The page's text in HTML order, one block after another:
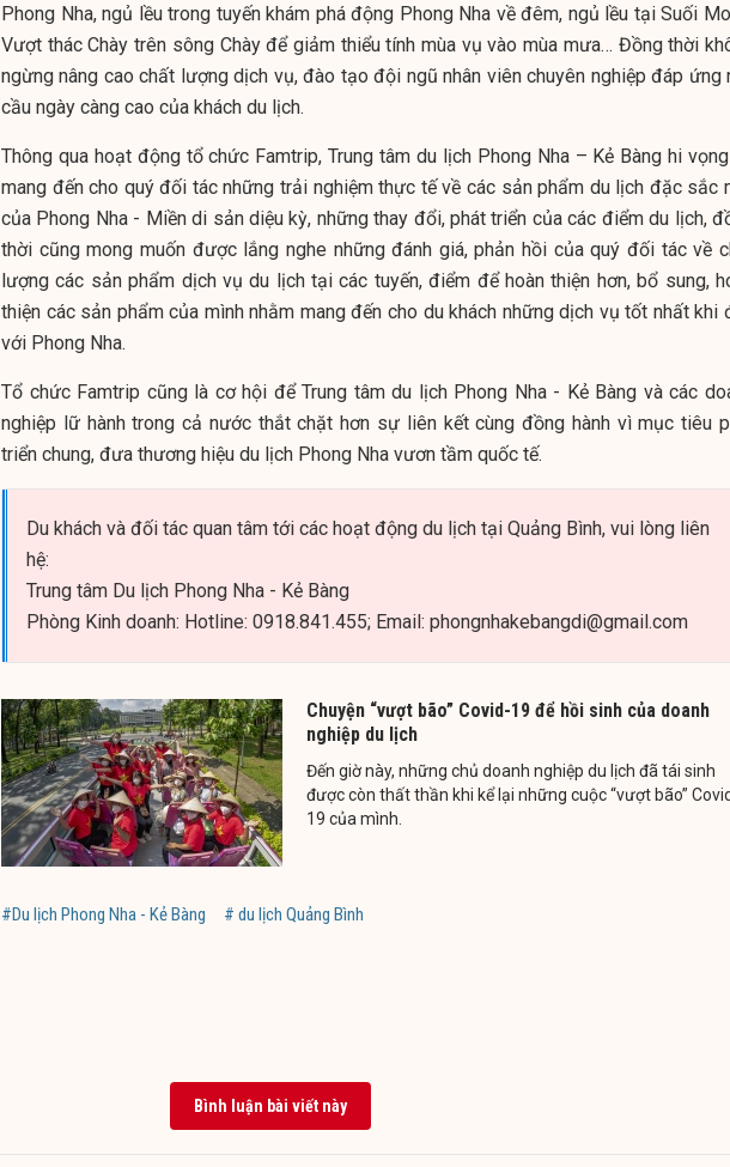
Phong Nha, ngủ lều trong tuyến khám phá động Phong Nha về đêm, ngủ lều tại Suối
Vượt thác Chày trên sông Chày để giảm thiểu tính mùa vụ vào mùa mưa… Đồng thời
ngừng nâng cao chất lượng dịch vụ, đào tạo đội ngũ nhân viên chuyên nghiệp đáp ứng
cầu ngày càng cao của khách du lịch.
Thông qua hoạt động tổ chức Famtrip, Trung tâm du lịch Phong Nha – Kẻ Bàng hi
mang đến cho quý đối tác những trải nghiệm thực tế về các sản phẩm du lịch đặc sắc
của Phong Nha - Miền di sản diệu kỳ, những thay đổi, phát triển của các điểm du lịch,
thời cũng mong muốn được lắng nghe những đánh giá, phản hồi của quý đối tác về
lượng các sản phẩm dịch vụ du lịch tại các tuyến, điểm để hoàn thiện hơn, bổ sung,
thiện các sản phẩm của mình nhằm mang đến cho du khách những dịch vụ tốt nhất khi
với Phong Nha.
Tổ chức Famtrip cũng là cơ hội để Trung tâm du lịch Phong Nha - Kẻ Bàng và các
nghiệp lữ hành trong cả nước thắt chặt hơn sự liên kết cùng đồng hành vì mục tiêu
triển chung, đưa thương hiệu du lịch Phong Nha vươn tầm quốc tế.
Du khách và đối tác quan tâm tới các hoạt động du lịch tại Quảng Bình, vui lòng liên
hệ:
Trung tâm Du lịch Phong Nha - Kẻ Bàng
Phòng Kinh doanh: Hotline: 0918.841.455; Email: phongnhakebangdi@gmail.com
Chuyện “vượt bão” Covid-19 để hồi sinh của doanh
nghiệp du lịch
Đến giờ này, những chủ doanh nghiệp du lịch đã tái sinh
được còn thất thần khi kể lại những cuộc “vượt bão”
19 của mình.
#Du lịch Phong Nha - Kẻ Bàng # du lịch Quảng Bình
Bình luận bài viết này